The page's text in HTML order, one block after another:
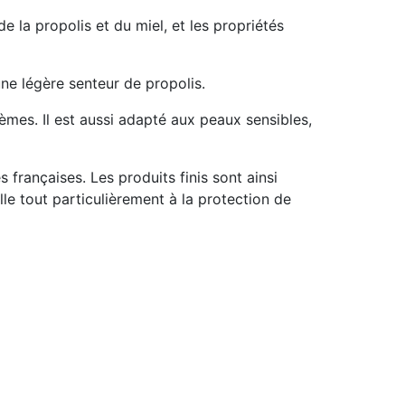
la propolis et du miel, et les propriétés
légère senteur de propolis.
Il est aussi adapté aux peaux sensibles,
Les produits finis sont ainsi
tout particulièrement à la protection de